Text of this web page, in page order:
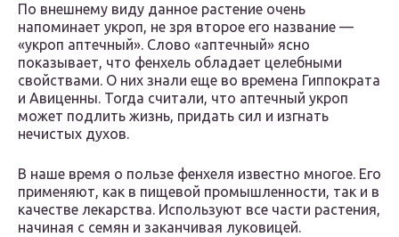
По внешнему виду данное растение очень
напоминает укроп, не зря второе его название —
«укроп аптечный». Слово «аптечный» ясно
показывает, что фенхель обладает целебными
свойствами. О них знали еще во времена Гиппократа
и Авиценны. Тогда считали, что аптечный укроп
может подлить жизнь, придать сил и изгнать
нечистых духов.
В наше время о пользе фенхеля известно многое. Его
применяют, как в пищевой промышленности, так и в
качестве лекарства. Используют все части растения,
начиная с семян и заканчивая луковицей.